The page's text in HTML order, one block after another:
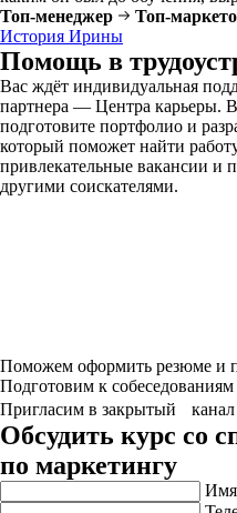
Топ-менеджер
Топ-
История Ирины
Помощь в
Вас ждёт индивидуальная
партнера — Центра карьеры.
подготовите портфолио и
который поможет найти
привлекательные вакансии и
другими соискателями.
Поможем оформить резюме и
Подготовим к собеседованиям
Пригласим в закрытый канал
Обсудить курс со
по маркетингу
Имя